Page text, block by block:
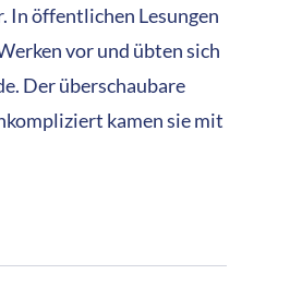
öffentlichen Lesungen
vor und übten sich
Der überschaubare
kamen sie mit